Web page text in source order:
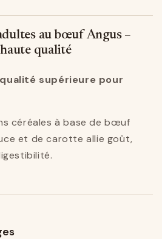
au bœuf Angus –
qualité
supérieure pour
céréales à base de bœuf
et de carotte allie goût,